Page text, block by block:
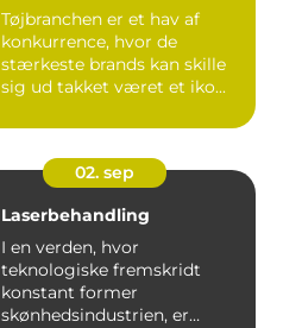
Tøjbranchen er et hav af
konkurrence, hvor de
stærkeste brands kan skille
sig ud takket været et iko...
02. sep
Laserbehandling
I en verden, hvor
teknologiske fremskridt
konstant former
skønhedsindustrien, er